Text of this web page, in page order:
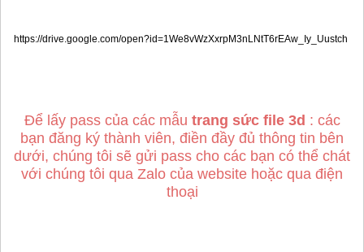
https://drive.google.com/open?id=1We8vWzXxrpM3nLNtT6rEAw_Iy_Uustch
Để lấy pass của các mẫu trang sức file 3d : các
bạn đăng ký thành viên, điền đầy đủ thông tin bên
dưới, chúng tôi sẽ gửi pass cho các bạn có thể chát
với chúng tôi qua Zalo của website hoặc qua điện
thoại